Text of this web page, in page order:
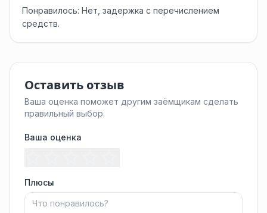
Понравилось: Нет, задержка с перечислением
средств.
Оставить отзыв
Ваша оценка поможет другим заёмщикам сделать
правильный выбор.
Ваша оценка
Плюсы